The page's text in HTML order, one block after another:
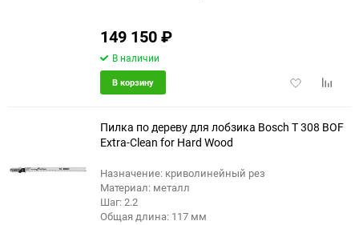
149 150₽
В наличии
Добавить
В корзину
Пилка по дереву для лобзика Bosch T 308 BOF
Extra-Clean for Hard Wood
Назначение: криволинейный рез
Материал: металл
Шаг: 2.2
Общая длина: 117 мм